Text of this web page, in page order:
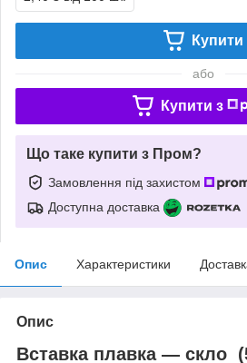
Купити
або
Купити з
Що таке купити з Пром?
Замовлення під захистом
Доступна доставка
Опис Характеристики
Опис
Вставка плавка — скло